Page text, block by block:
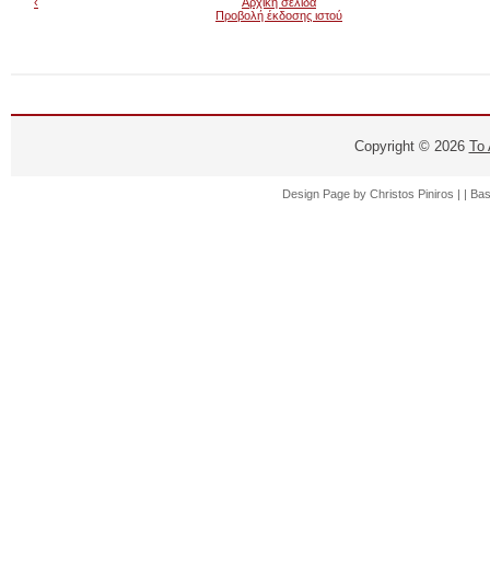
Προβολή έκδοσης ιστού
Copyright © 2026 Το
Design Page by Christos Piniros | |